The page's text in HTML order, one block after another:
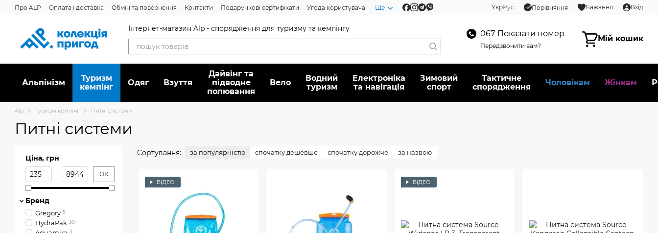
Перейти до основного контенту
Про ALP Оплата і доставка Обмін та повернення Контакти Подарункові сертифікати Угода користувача Ще УкрРус Порівняння Бажання Вхід
Інтернет-магазин Alp - спорядження для туризму та кемпінгу
067 Показати номер
Передзвонити вам?
Мій кошик
Альпінізм
Туризм
кемпінг
Oдяг Взуття
Дайвінг та
підводне
полювання
Вело
Водний
туризм
Електроніка
та навігація
Зимовий
спорт
Тактичне
спорядження
Чоловікам Жінкам
Alp Туризм кемпінг Питні системи
Питні системи
Сортування: за популярністю спочатку дешевше спочатку дорожче за назвою
ВІДЕО ВІДЕО
Ціна, грн
Від Ціна, грн
До Ціна, грн ОК
Бренд
Gregory 5
HydraPak 39